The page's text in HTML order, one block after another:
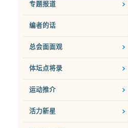
专题报道
编者的话
总会面面观
体坛点将录
运动推介
活力新星